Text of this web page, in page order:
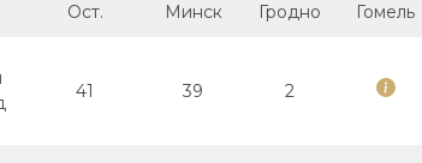
Ост. Минск Гродно Гомель
41 39 2